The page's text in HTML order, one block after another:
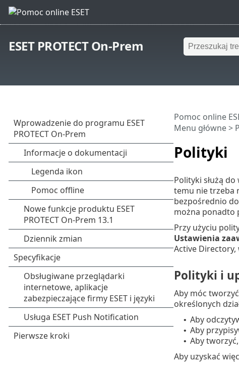
ESET PROTECT On-Prem
Polityki
Pomoc online
Menu główne>
Polityki służą
temu nie trzeba
bezpośrednio
można ponadto
Przy użyciu
Ustawienia
Active Directory,
Polityki i
Aby móc
określonych
• Aby
• Aby
• Aby
Aby uzyskać